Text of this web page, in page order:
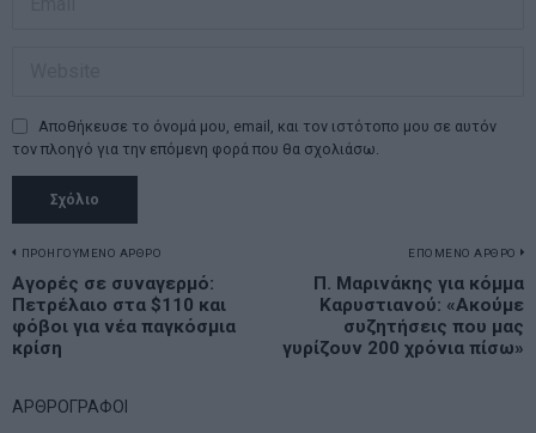
Αποθήκευσε το όνομά μου, email, και τον ιστότοπο μου σε αυτόν
τον πλοηγό για την επόμενη φορά που θα σχολιάσω.
Πλοήγηση
άρθρων
ΠΡΟΗΓΟΥΜΕΝΟ ΑΡΘΡΟ
Previous
post:
Αγορές σε συναγερμό:
Πετρέλαιο στα $110 και
φόβοι για νέα παγκόσμια
κρίση
ΕΠΟΜΕΝΟ ΑΡΘΡΟ
Π. Μαρινάκης για κόμμα
Καρυστιανού: «Ακούμε
συζητήσεις που μας
γυρίζουν 200 χρόνια πίσω»
ΑΡΘΡΟΓΡΑΦΟΙ